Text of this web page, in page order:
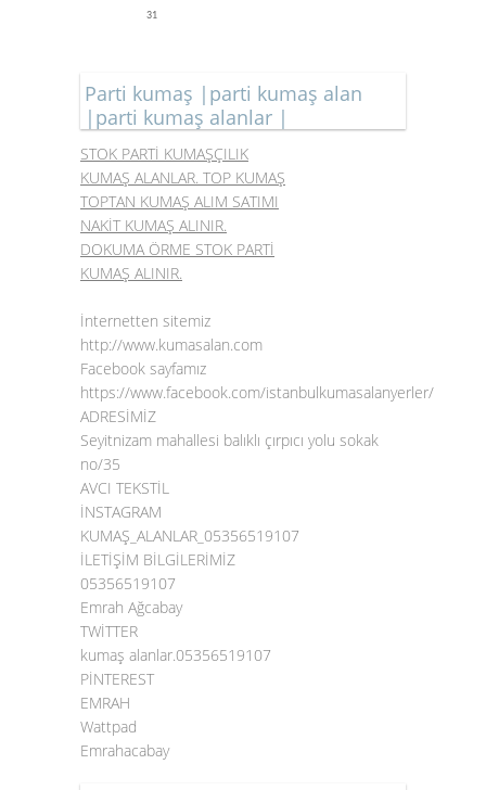
31
Parti kumaş |parti kumaş alan
|parti kumaş alanlar |
STOK PARTİ KUMAŞÇILIK
KUMAŞ ALANLAR. TOP KUMAŞ
TOPTAN KUMAŞ ALIM SATIMI
NAKİT KUMAŞ ALINIR.
DOKUMA ÖRME STOK PARTİ
KUMAŞ ALINIR.
İnternetten sitemiz
http://www.kumasalan.com
Facebook sayfamız
https://www.facebook.com/istanbulkumasalanyerler/
ADRESİMİZ
Seyitnizam mahallesi balıklı çırpıcı yolu sokak
no/35
AVCI TEKSTİL
İNSTAGRAM
KUMAŞ_ALANLAR_05356519107
İLETİŞİM BİLGİLERİMİZ
05356519107
Emrah Ağcabay
TWİTTER
kumaş alanlar.05356519107
PİNTEREST
EMRAH
Wattpad
Emrahacabay